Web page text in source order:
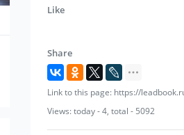
Like
Share
Link to this page: https://
Views: today - 4, total - 5092